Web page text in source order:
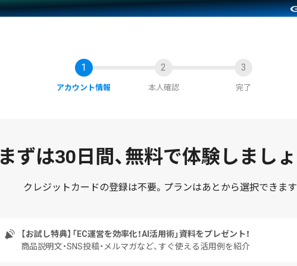
アカウント情報 本人確認 完了
まずは30日間、無料で体験しまし
クレジットカードの登録は不要。 プランはあとから選択できます
【お試し特典】 「EC運営を効率化！AI活用術」資料をプレゼント！
商品説明文・SNS投稿・メルマガなど、すぐ使える活用例を紹介